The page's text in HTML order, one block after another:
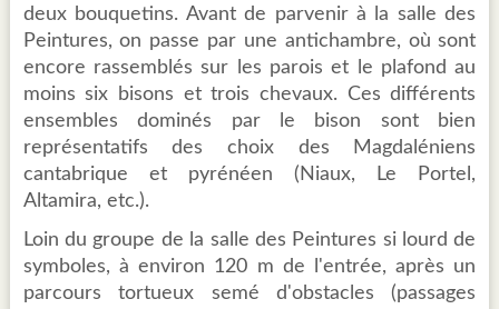
deux bouquetins. Avant de parvenir à la salle des
Peintures, on passe par une antichambre, où sont
encore rassemblés sur les parois et le plafond au
moins six bisons et trois chevaux. Ces différents
ensembles dominés par le bison sont bien
représentatifs des choix des Magdaléniens
cantabrique et pyrénéen (Niaux, Le Portel,
Altamira, etc.).
Loin du groupe de la salle des Peintures si lourd de
symboles, à environ 120 m de l'entrée, après un
parcours tortueux semé d'obstacles (passages